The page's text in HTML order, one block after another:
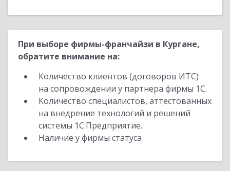
При выборе фирмы-франчайзи в Кургане,
обратите внимание на:
Количество клиентов (договоров ИТС)
на сопровождении у партнера фирмы 1С.
Количество специалистов, аттестованных
на внедрение технологий и решений
системы 1С:Предприятие.
Наличие у фирмы статуса